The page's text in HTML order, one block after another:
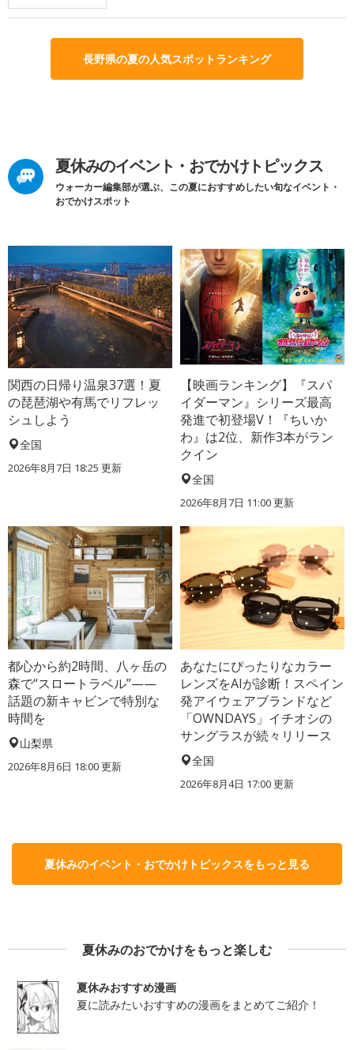
長野県の夏の人気スポットランキング
夏休みのイベント・おでかけトピックス
ウォーカー編集部が選ぶ、この夏におすすめしたい旬なイベント・
おでかけスポット
関西の日帰り温泉37選！夏
の琵琶湖や有馬でリフレッ
シュしよう
全国
2026年8月7日 18:25 更新
【映画ランキング】『スパ
イダーマン』シリーズ最高
発進で初登場V！『ちいか
わ』は2位、新作3本がラン
クイン
全国
2026年8月7日 11:00更新
都心から約2時間、八ヶ岳の
森で“スロートラベル”——
話題の新キャビンで特別な
時間を
山梨県
2026年8月6日 18:00更新
あなたにぴったりなカラー
レンズをAIが診断！スペイン
発アイウェアブランドなど
「OWNDAYS」イチオシの
サングラスが続々リリース
全国
2026年8月4日 17:00更新
夏休みのイベント・おでかけトピックスをもっと見る
夏休みのおでかけをもっと楽しむ
夏休みおすすめ漫画
夏に読みたいおすすめの漫画をまとめてご紹介！